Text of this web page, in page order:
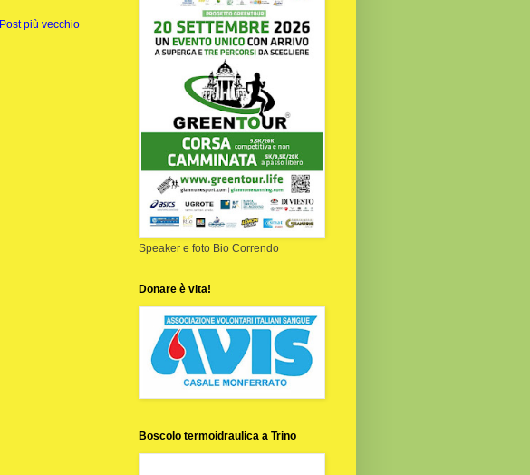
Post più vecchio
Speaker e foto Bio Correndo
Donare è vita!
Boscolo termoidraulica a Trino